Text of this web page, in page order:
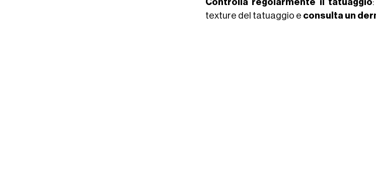
Controlla regolarmente il tatuaggio
texture del tatuaggio e consulta un